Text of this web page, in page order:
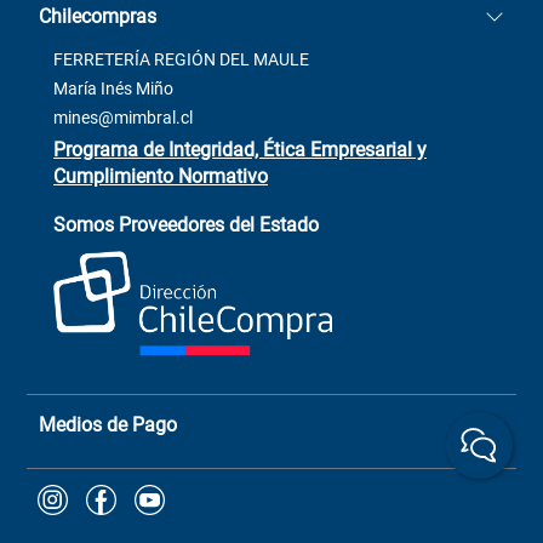
Términos y condiciones
Contacto
Venta Terreno
Trabaja con Nosotros
+(73) 256
ChileCompras
+56 9 9888 9549
2137 San Javier, Fono (73)
Chilecompras
FERRETERÍA REGIÓN DEL MAULE
María Inés Miño
mines@mimbral.cl
Programa de Integridad, Ética Empresarial y
Cumplimiento Normativo
Somos Proveedores del Estado
Medios de Pago